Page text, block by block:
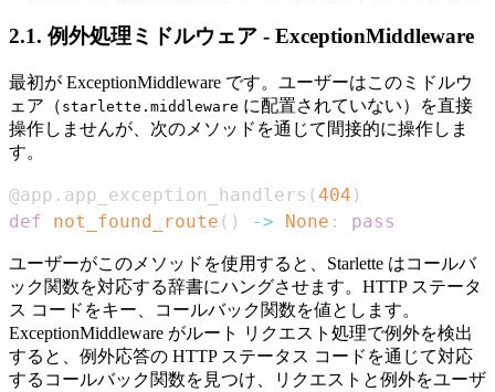
2.1. 例外処理ミドルウェア - ExceptionMiddleware
最初が ExceptionMiddleware です。ユーザーはこのミドルウ
ェア（ starlette.middleware に配置されていない）を直接
操作しませんが、次のメソッドを通じて間接的に操作しま
す。
@app . app_exception_handlers (404 )
def
not_found_route ( ) -> None : pass
ユーザーがこのメソッドを使用すると、Starlette はコールバ
ック関数を対応する辞書にハングさせます。HTTP ステータ
ス コードをキー、コールバック関数を値とします。
ExceptionMiddleware がルート リクエスト処理で例外を検出
すると、例外応答の HTTP ステータス コードを通じて対応
するコールバック関数を見つけ、リクエストと例外をユーザ